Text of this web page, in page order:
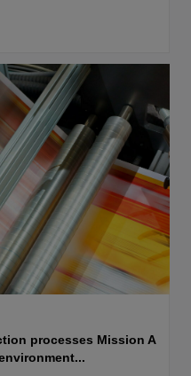
processes Mission A